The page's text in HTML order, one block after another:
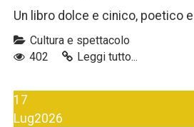
Un libro dolce e cinico, poetico
Cultura e spettacolo
402
Leggi tutto...
17
Lug2026